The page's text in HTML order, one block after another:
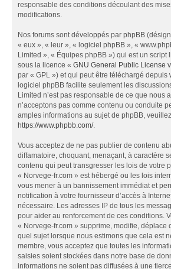
responsable des conditions découlant des
modifications.
Nos forums sont développés par phpBB
« eux », « leur », « logiciel phpBB », «
Limited », « Équipes phpBB ») qui est un script
sous la licence « GNU General Public License
par « GPL ») et qui peut être téléchargé depuis
logiciel phpBB facilite seulement les
Limited n’est pas responsable de ce que nous
n’acceptons pas comme contenu ou conduite
amples informations au sujet de phpBB,
https://www.phpbb.com/.
Vous acceptez de ne pas publier de contenu
diffamatoire, choquant, menaçant, à caractère
contenu qui peut transgresser les lois de votre
« Norvege-fr.com » est hébergé ou les lois
vous mener à un bannissement immédiat et
notification à votre fournisseur d’accès à
nécessaire. Les adresses IP de tous les
pour aider au renforcement de ces conditions.
« Norvege-fr.com » supprime, modifie, déplace
quel sujet lorsque nous estimons que cela est
membre, vous acceptez que toutes les
saisies soient stockées dans notre base de
informations ne soient pas diffusées à une